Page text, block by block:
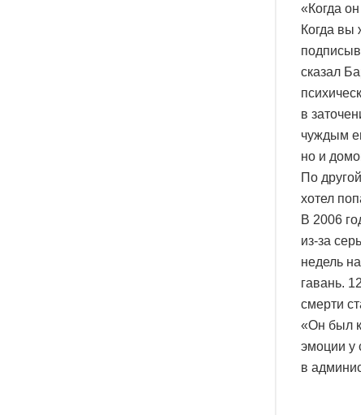
«Когда
Когда вы
сказал
в
чуждым
но и
По
хотел
В 2006
из-за
недель
гавань.
смерти
«Он был
эмоции у
в